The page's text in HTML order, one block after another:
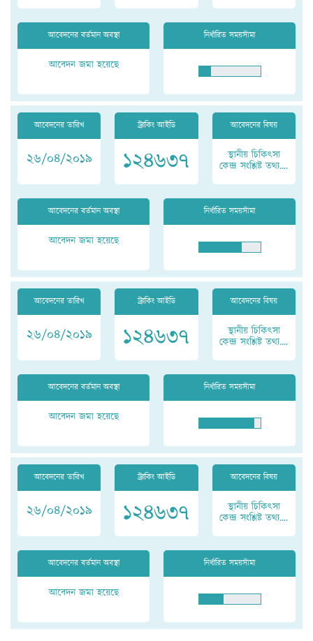
আবেদনের বর্তমান অবস্থা
আবেদন জমা হয়েছে
নির্ধারিত সময়সীমা
আবেদনের তারিখ
২৬/০৪/২০১৯
ট্র্যাকিং আইডি
১২৪৬৩৭
আবেদনের বিষয়
স্থানীয় চিকিৎসা
কেন্দ্র সংশ্লিষ্ট তথ্য....
আবেদনের বর্তমান অবস্থা
আবেদন জমা হয়েছে
নির্ধারিত সময়সীমা
আবেদনের তারিখ
২৬/০৪/২০১৯
ট্র্যাকিং আইডি
১২৪৬৩৭
আবেদনের বিষয়
স্থানীয় চিকিৎসা
কেন্দ্র সংশ্লিষ্ট তথ্য....
আবেদনের বর্তমান অবস্থা
আবেদন জমা হয়েছে
নির্ধারিত সময়সীমা
আবেদনের তারিখ
২৬/০৪/২০১৯
ট্র্যাকিং আইডি
১২৪৬৩৭
আবেদনের বিষয়
স্থানীয় চিকিৎসা
কেন্দ্র সংশ্লিষ্ট তথ্য....
আবেদনের বর্তমান অবস্থা
আবেদন জমা হয়েছে
নির্ধারিত সময়সীমা